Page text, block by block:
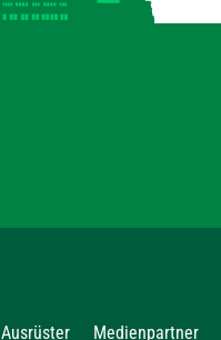
Ausrüster
Medienpartner